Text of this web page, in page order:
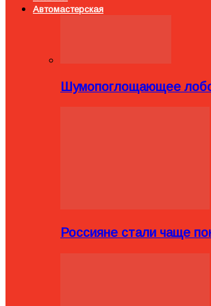
Автомастерская
Шумопоглощающее
Россияне стали чаще